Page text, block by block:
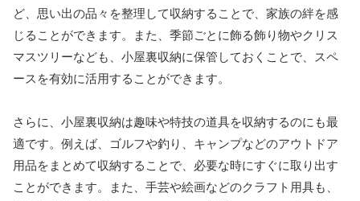
ど、思い出の品々を整理して収納することで、家族の絆を感
じることができます。また、季節ごとに飾る飾り物やクリス
マスツリーなども、小屋裏収納に保管しておくことで、スペ
ースを有効に活用することができます。
さらに、小屋裏収納は趣味や特技の道具を収納するのにも最
適です。例えば、ゴルフや釣り、キャンプなどのアウトドア
用品をまとめて収納することで、必要な時にすぐに取り出す
ことができます。また、手芸や絵画などのクラフト用具も、